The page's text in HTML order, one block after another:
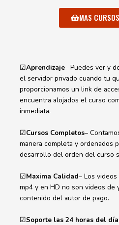
MAS
☑Aprendizaje– Puedes ver y
el servidor privado cuando tu
proporcionamos un link de
encuentra alojados el curso
inmediata.
☑Cursos Completos–
manera completa y ordenados
desarrollo del orden del curso
☑Maxima Calidad– Los
mp4 y en HD no son videos de
contenido del autor de pago.
☑Soporte las 24 horas del día